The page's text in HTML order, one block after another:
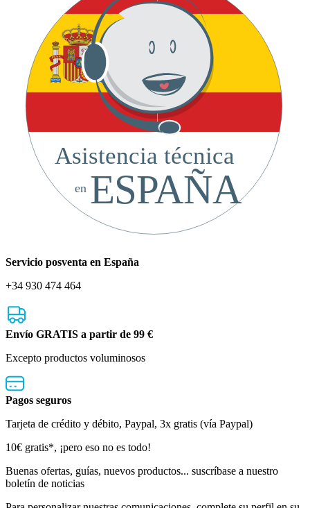
Asistencia técnica
ESPAÑA
en
Servicio posventa en España
+34 930 474 464
Envío GRATIS a partir de 99 €
Excepto productos voluminosos
Pagos seguros
Tarjeta de crédito y débito, Paypal, 3x gratis (vía Paypal)
Boletín
de
noticias
10€ gratis*, ¡pero eso no es todo!
Buenas ofertas, guías, nuevos productos... suscríbase a nuestro
boletín de noticias